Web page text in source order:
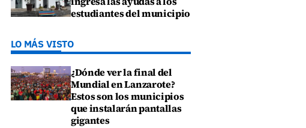
estudiantes del municipio
LO MÁS VISTO
¿Dónde ver la final del
Mundial en Lanzarote?
Estos son los municipios
que instalarán pantallas
gigantes